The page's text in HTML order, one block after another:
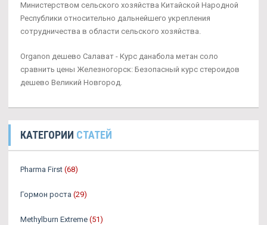
Министерством сельского хозяйства Китайской Народной
Республики относительно дальнейшего укрепления
сотрудничества в области сельского хозяйства.
Organon дешево Салават - Курс данабола метан соло
сравнить цены Железногорск: Безопасный курс стероидов
дешево Великий Новгород.
КАТЕГОРИИ СТАТЕЙ
Pharma First (68)
Гормон роста (29)
Methylburn Extreme (51)